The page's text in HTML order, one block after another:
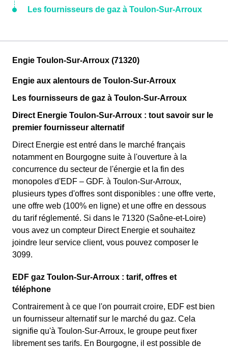
Les fournisseurs de gaz à Toulon-Sur-Arroux
Engie Toulon-Sur-Arroux (71320)
Engie aux alentours de Toulon-Sur-Arroux
Les fournisseurs de gaz à Toulon-Sur-Arroux
Direct Energie Toulon-Sur-Arroux : tout savoir sur le
premier fournisseur alternatif
Direct Energie est entré dans le marché français
notamment en Bourgogne suite à l'ouverture à la
concurrence du secteur de l'énergie et la fin des
monopoles d'EDF – GDF. à Toulon-Sur-Arroux,
plusieurs types d'offres sont disponibles : une offre verte,
une offre web (100% en ligne) et une offre en dessous
du tarif réglementé. Si dans le 71320 (Saône-et-Loire)
vous avez un compteur Direct Energie et souhaitez
joindre leur service client, vous pouvez composer le
3099.
EDF gaz Toulon-Sur-Arroux : tarif, offres et
téléphone
Contrairement à ce que l'on pourrait croire, EDF est bien
un fournisseur alternatif sur le marché du gaz. Cela
signifie qu'à Toulon-Sur-Arroux, le groupe peut fixer
librement ses tarifs. En Bourgogne, il est possible de